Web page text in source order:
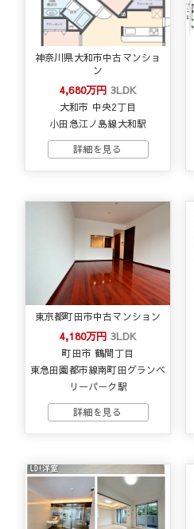
神奈川県大和市中古マンショ
ン
4,680万円 3LDK
大和市 中央2丁目
小田急江ノ島線大和駅
東京都町田市中古マンション
4,180万円 3LDK
町田市 鶴間丁目
東急田園都市線南町田グランベ
リーパーク駅